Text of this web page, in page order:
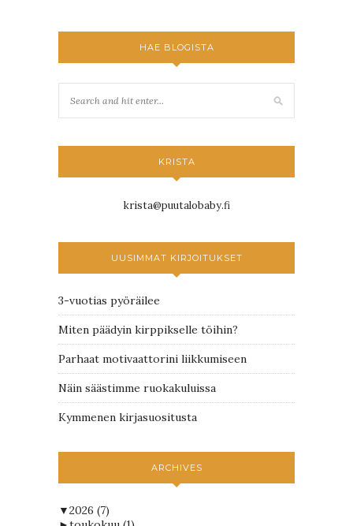
HAE BLOGISTA
KRISTA
krista@puutalobaby.fi
UUSIMMAT KIRJOITUKSET
3-vuotias pyöräilee
Miten päädyin kirppikselle töihin?
Parhaat motivaattorini liikkumiseen
Näin säästimme ruokakuluissa
Kymmenen kirjasuositusta
ARCHIVES
▼2026 (7)